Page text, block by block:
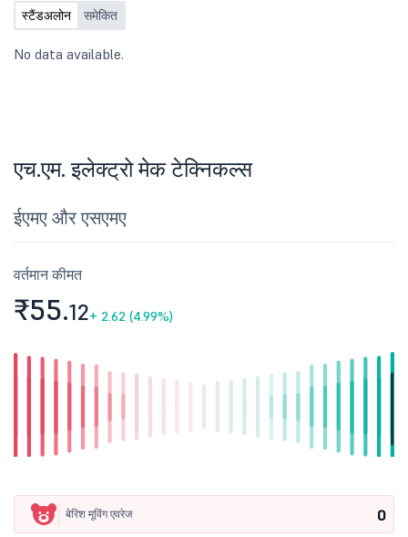
स्टैंडअलोन समेकित
No data available.
एच.एम. इलेक्ट्रो मेक टेक्निकल्स
ईएमए और एसएमए
वर्तमान कीमत
₹55.12+ 2.62 (4.99%)
बेरिश मूविंग एवरेज 0